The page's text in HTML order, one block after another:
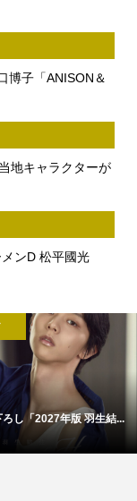
博子「ANISON＆
地キャラクターが
ンD 松平國光
し「2027年版 羽生結...